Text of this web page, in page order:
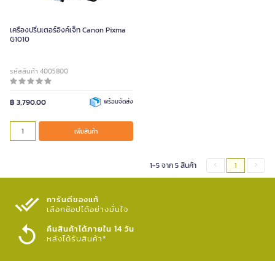
เครื่องปริ้นเตอร์อิงค์เจ็ท Canon Pixma
G1010
รหัสสินค้า 4005800
฿ 3,790.00 พร้อมจัดส่ง
เพิ่มสินค้า
1-5 จาก 5 สินค้า 1
การันตีของแท้
เลือกช้อปได้อย่างมั่นใจ​
คืนสินค้าได้ภายใน 14 วัน
หลังได้รับสินค้า*